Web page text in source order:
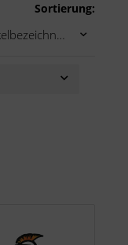
Sortierung: